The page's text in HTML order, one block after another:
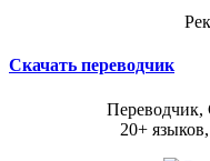
Скачать переводчик
Переводчик,
20+